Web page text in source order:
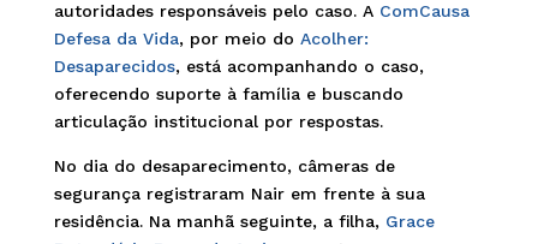
autoridades responsáveis pelo caso. A ComCausa
Defesa da Vida, por meio do Acolher:
Desaparecidos, está acompanhando o caso,
oferecendo suporte à família e buscando
articulação institucional por respostas.
No dia do desaparecimento, câmeras de
segurança registraram Nair em frente à sua
residência. Na manhã seguinte, a filha, Grace